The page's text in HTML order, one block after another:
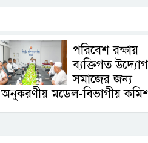
পরিবেশ রক্ষায়
ব্যক্তিগত উদ্যোগ
সমাজের জন্য
অনুকরণীয় মডেল-বিভাগীয়